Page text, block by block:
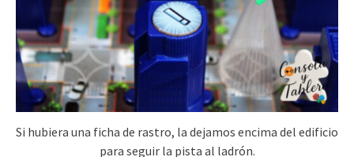
Si hubiera una ficha de rastro, la dejamos encima del edificio
para seguir la pista al ladrón.